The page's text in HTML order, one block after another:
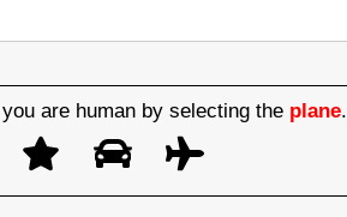
are human by selecting the plane.